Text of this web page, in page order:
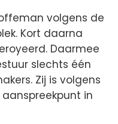
volgens de
Kort daarna
Daarmee
slechts één
Zij is volgens
in